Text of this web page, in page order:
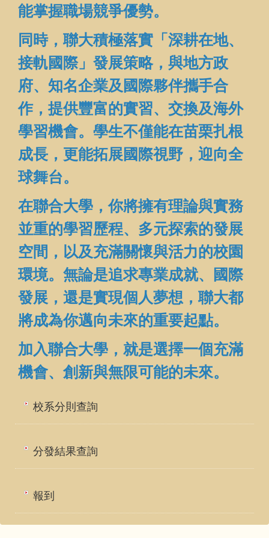
能掌握職場競爭優勢。
同時，聯大積極落實「深耕在地、
接軌國際」發展策略，與地方政
府、知名企業及國際夥伴攜手合
作，提供豐富的實習、交換及海外
學習機會。學生不僅能在苗栗扎根
成長，更能拓展國際視野，迎向全
球舞台。
在聯合大學，你將擁有理論與實務
並重的學習歷程、多元探索的發展
空間，以及充滿關懷與活力的校園
環境。無論是追求專業成就、國際
發展，還是實現個人夢想，聯大都
將成為你邁向未來的重要起點。
加入聯合大學，就是選擇一個充滿
機會、創新與無限可能的未來。
校系分則查詢
分發結果查詢
報到